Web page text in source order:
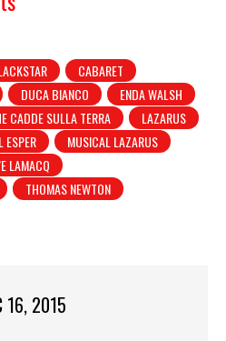
CABARET
DUCA BIANCO
ENDA WALSH
CADDE SULLA TERRA
LAZARUS
ESPER
MUSICAL LAZARUS
LAMACQ
THOMAS NEWTON
16, 2015